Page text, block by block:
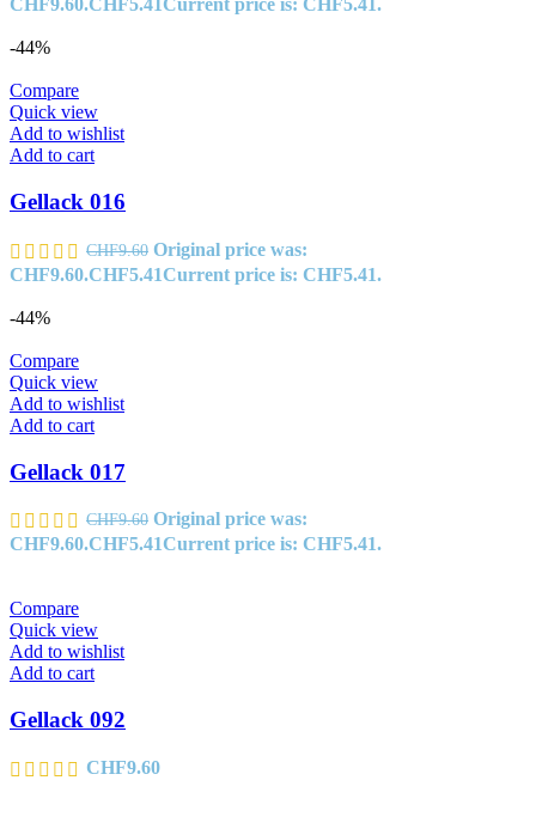
CHF9.60.CHF5.41Current price is: CHF5.41.
-44%
Compare
Quick view
Add to wishlist
Add to cart
Gellack 016
CHF9.60 Original price was:
CHF9.60.CHF5.41Current price is: CHF5.41.
-44%
Compare
Quick view
Add to wishlist
Add to cart
Gellack 017
CHF9.60 Original price was:
CHF9.60.CHF5.41Current price is: CHF5.41.
Compare
Quick view
Add to wishlist
Add to cart
Gellack 092
CHF9.60